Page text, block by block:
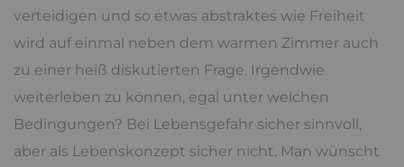
verteidigen und so etwas abstraktes wie Freiheit
wird auf einmal neben dem warmen Zimmer auch
zu einer heiß diskutierten Frage. Irgendwie
weiterleben zu können, egal unter welchen
Bedingungen? Bei Lebensgefahr sicher sinnvoll,
aber als Lebenskonzept sicher nicht. Man wünscht